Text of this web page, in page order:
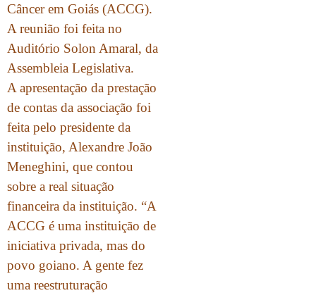
Câncer em Goiás (ACCG).
A reunião foi feita no
Auditório Solon Amaral, da
Assembleia Legislativa.
A apresentação da prestação
de contas da associação foi
feita pelo presidente da
instituição, Alexandre João
Meneghini, que contou
sobre a real situação
financeira da instituição. “A
ACCG é uma instituição de
iniciativa privada, mas do
povo goiano. A gente fez
uma reestruturação